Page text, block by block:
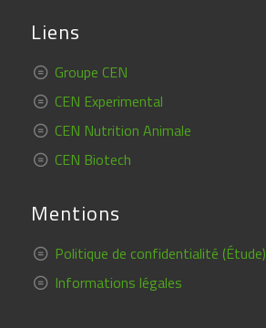
Liens
Groupe CEN
CEN Experimental
CEN Nutrition Animale
CEN Biotech
Mentions
Politique de confidentialité (Étude)
Informations légales